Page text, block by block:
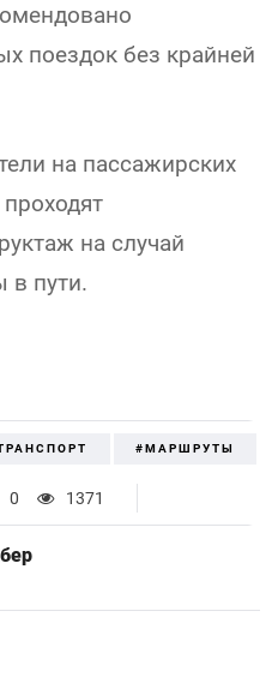
поездок без крайней
на пассажирских
на случай
в пути.
#МАРШРУТЫ
0 1371